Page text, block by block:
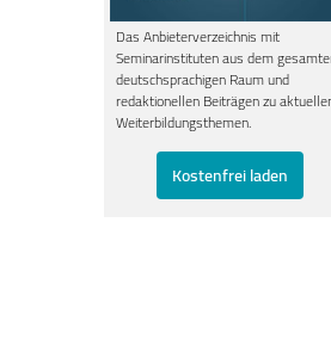
Das Anbieterverzeichnis mit
Seminarinstituten aus dem
deutschsprachigen Raum und
redaktionellen Beiträgen zu
Weiterbildungsthemen.
Kostenfrei laden